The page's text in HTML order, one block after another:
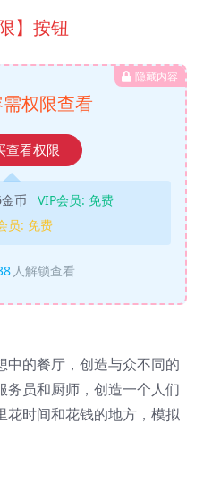
】按钮
隐藏内容
权限查看
查看权限
币 VIP会员: 免费
员: 免费
人解锁查看
中的餐厅，创造与众不同的
务员和厨师，创造一个人们
花时间和花钱的地方，模拟